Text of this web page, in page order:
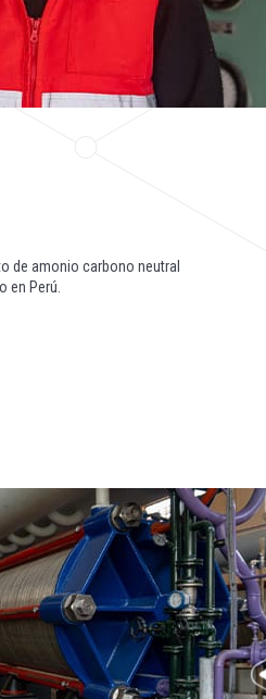
de amonio carbono neutral
en Perú.